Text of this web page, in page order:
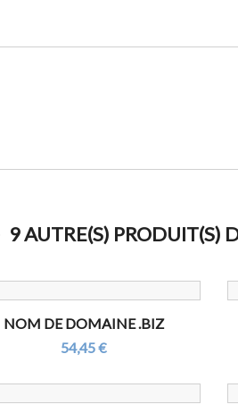
9 AUTRE(S) PRODUIT(S)
NOM DE DOMAINE .BIZ
54,45 €